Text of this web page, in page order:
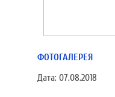
ФОТОГАЛЕРЕЯ
Дата: 07.08.2018